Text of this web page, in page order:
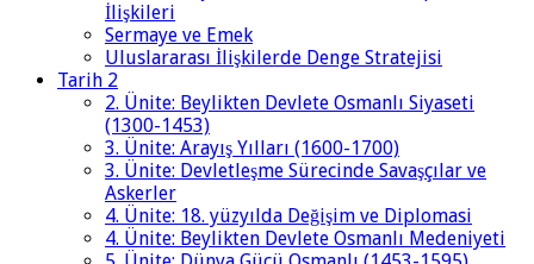
İlişkileri
Sermaye ve Emek
Uluslararası İlişkilerde Denge Stratejisi
Tarih 2
2. Ünite: Beylikten Devlete Osmanlı Siyaseti
(1300-1453)
3. Ünite: Arayış Yılları (1600-1700)
3. Ünite: Devletleşme Sürecinde Savaşçılar ve
Askerler
4. Ünite: 18. yüzyılda Değişim ve Diplomasi
4. Ünite: Beylikten Devlete Osmanlı Medeniyeti